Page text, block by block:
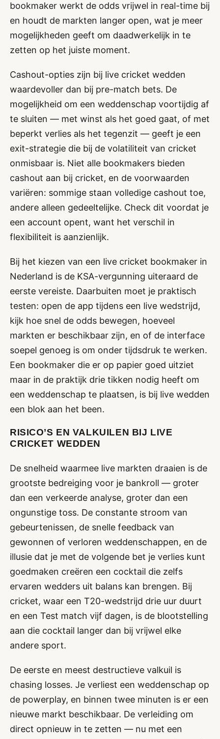
bookmaker werkt de odds vrijwel in real-time bij
en houdt de markten langer open, wat je meer
mogelijkheden geeft om daadwerkelijk in te
zetten op het juiste moment.
Cashout-opties zijn bij live cricket wedden
waardevoller dan bij pre-match bets. De
mogelijkheid om een weddenschap voortijdig af
te sluiten — met winst als het goed gaat, of met
beperkt verlies als het tegenzit — geeft je een
exit-strategie die bij de volatiliteit van cricket
onmisbaar is. Niet alle bookmakers bieden
cashout aan bij cricket, en de voorwaarden
variëren: sommige staan volledige cashout toe,
andere alleen gedeeltelijke. Check dit voordat je
een account opent, want het verschil in
flexibiliteit is aanzienlijk.
Bij het kiezen van een live cricket bookmaker in
Nederland is de KSA-vergunning uiteraard de
eerste vereiste. Daarbuiten moet je praktisch
testen: open de app tijdens een live wedstrijd,
kijk hoe snel de odds bewegen, hoeveel
markten er beschikbaar zijn, en of de interface
soepel genoeg is om onder tijdsdruk te werken.
Een bookmaker die er op papier goed uitziet
maar in de praktijk drie tikken nodig heeft om
een weddenschap te plaatsen, is bij live wedden
een blok aan het been.
RISICO’S EN VALKUILEN BIJ LIVE
CRICKET WEDDEN
De snelheid waarmee live markten draaien is de
grootste bedreiging voor je bankroll — groter
dan een verkeerde analyse, groter dan een
ongunstige toss. De constante stroom van
gebeurtenissen, de snelle feedback van
gewonnen of verloren weddenschappen, en de
illusie dat je met de volgende bet je verlies kunt
goedmaken creëren een cocktail die zelfs
ervaren wedders uit balans kan brengen. Bij
cricket, waar een T20-wedstrijd drie uur duurt
en een Test match vijf dagen, is de blootstelling
aan die cocktail langer dan bij vrijwel elke
andere sport.
De eerste en meest destructieve valkuil is
chasing losses. Je verliest een weddenschap op
de powerplay, en binnen twee minuten is er een
nieuwe markt beschikbaar. De verleiding om
direct opnieuw in te zetten — nu met een